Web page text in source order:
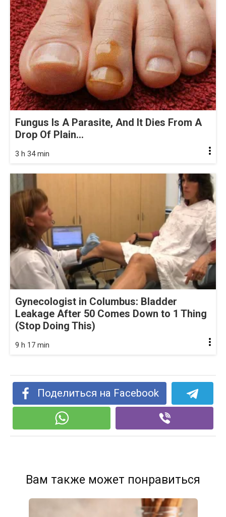
Fungus Is A Parasite, And It Dies From A
Drop Of Plain...
3 h 34 min
Gynecologist in Columbus: Bladder
Leakage After 50 Comes Down to 1 Thing
(Stop Doing This)
9 h 17 min
Поделиться на Facebook
Вам также может понравиться